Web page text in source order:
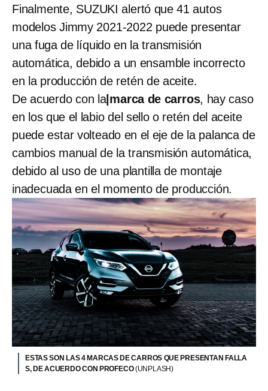
Finalmente, SUZUKI alertó que 41 autos
modelos Jimmy 2021-2022 puede presentar
una fuga de líquido en la transmisión
automática, debido a un ensamble incorrecto
en la producción de retén de aceite.
De acuerdo con la|marca de carros, hay caso
en los que el labio del sello o retén del aceite
puede estar volteado en el eje de la palanca de
cambios manual de la transmisión automática,
debido al uso de una plantilla de montaje
inadecuada en el momento de producción.
ESTAS SON LAS 4 MARCAS DE CARROS QUE PRESENTAN FALLA
S, DE ACUERDO CON PROFECO(UNPLASH)